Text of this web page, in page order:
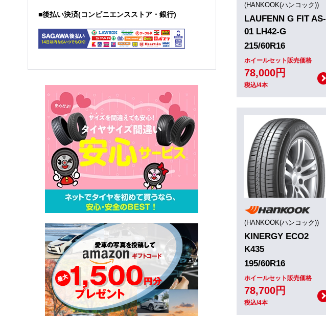
■後払い決済(コンビニエンスストア・銀行)
(HANKOOK(ハンコック))
LAUFENN G FIT AS-
01 LH42-G
215/60R16
ホイールセット販売価格
78,000円
税込/4本
(HANKOOK(ハンコック))
KINERGY ECO2
K435
195/60R16
ホイールセット販売価格
78,700円
税込/4本